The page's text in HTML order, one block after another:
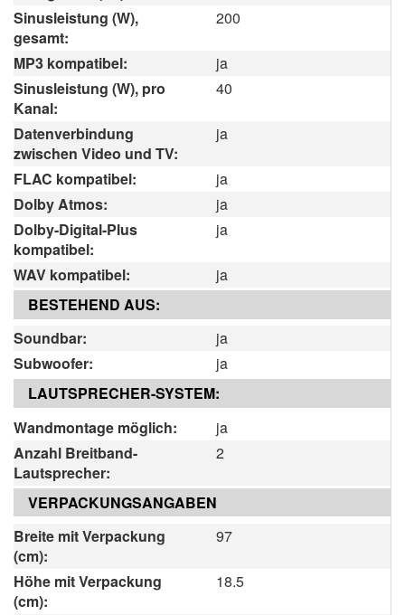
Sinusleistung (W),
gesamt:
200
MP3 kompatibel:
ja
Sinusleistung (W), pro
Kanal:
40
Datenverbindung
zwischen Video und TV:
ja
FLAC kompatibel:
ja
Dolby Atmos:
ja
Dolby-Digital-Plus
kompatibel:
ja
WAV kompatibel:
ja
BESTEHEND AUS:
Soundbar:
ja
Subwoofer:
ja
LAUTSPRECHER-SYSTEM:
Wandmontage möglich:
ja
Anzahl Breitband-
Lautsprecher:
2
VERPACKUNGSANGABEN
Breite mit Verpackung
(cm):
97
Höhe mit Verpackung
(cm):
18.5